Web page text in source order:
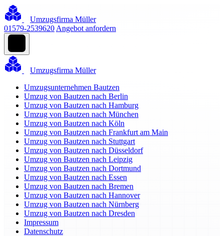
Umzugsfirma Müller
01579-2539620 Angebot anfordern
Umzugsfirma Müller
Umzugsunternehmen Bautzen
Umzug von Bautzen nach Berlin
Umzug von Bautzen nach Hamburg
Umzug von Bautzen nach München
Umzug von Bautzen nach Köln
Umzug von Bautzen nach Frankfurt am Main
Umzug von Bautzen nach Stuttgart
Umzug von Bautzen nach Düsseldorf
Umzug von Bautzen nach Leipzig
Umzug von Bautzen nach Dortmund
Umzug von Bautzen nach Essen
Umzug von Bautzen nach Bremen
Umzug von Bautzen nach Hannover
Umzug von Bautzen nach Nürnberg
Umzug von Bautzen nach Dresden
Impressum
Datenschutz